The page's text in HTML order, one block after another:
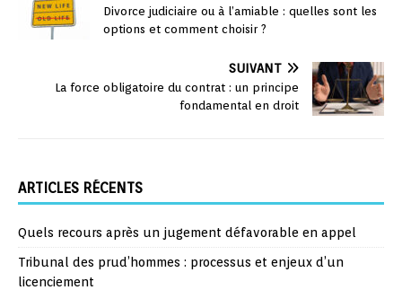
Divorce judiciaire ou à l’amiable : quelles sont les
options et comment choisir ?
SUIVANT
La force obligatoire du contrat : un principe
fondamental en droit
ARTICLES RÉCENTS
Quels recours après un jugement défavorable en appel
Tribunal des prud’hommes : processus et enjeux d’un
licenciement